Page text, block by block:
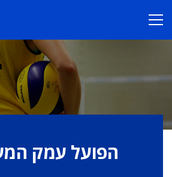
הפועל עמק